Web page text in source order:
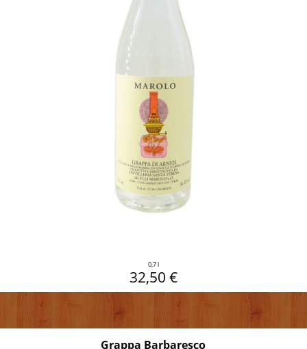
0,7 l
32,50 €
Grappa Barbaresco